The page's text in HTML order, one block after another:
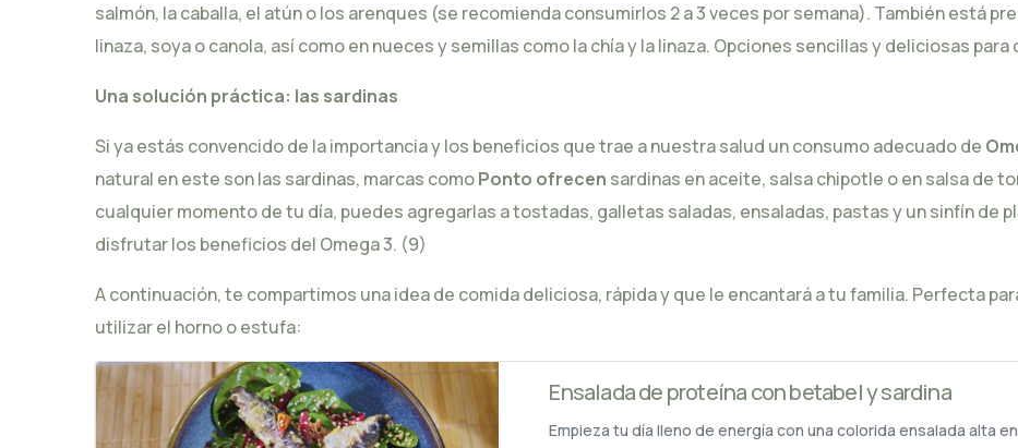
salmón, la caballa, el atún o los arenques (se recomienda consumirlos 2 a 3 veces por semana). También está
linaza, soya o canola, así como en nueces y semillas como la chía y la linaza. Opciones sencillas y deliciosas
Una solución práctica: las sardinas
Si ya estás convencido de la importancia y los beneficios que trae a nuestra salud un consumo adecuado de
natural en este son las sardinas, marcas comoPonto ofrecen sardinas en aceite, salsa chipotle o ensalsa de
cualquier momento de tu día, puedes agregarlas a tostadas, galletas saladas, ensaladas, pastas yun sinfín de
disfrutar los beneficios del Omega 3. (9)
A continuación, te compartimos una idea de comida deliciosa, rápida y que le encantará a tu familia. Perfecta
utilizar el horno o estufa:
Ensalada de proteína con betabel y sardina
Empieza tu día lleno de energía con una colorida ensalada alta